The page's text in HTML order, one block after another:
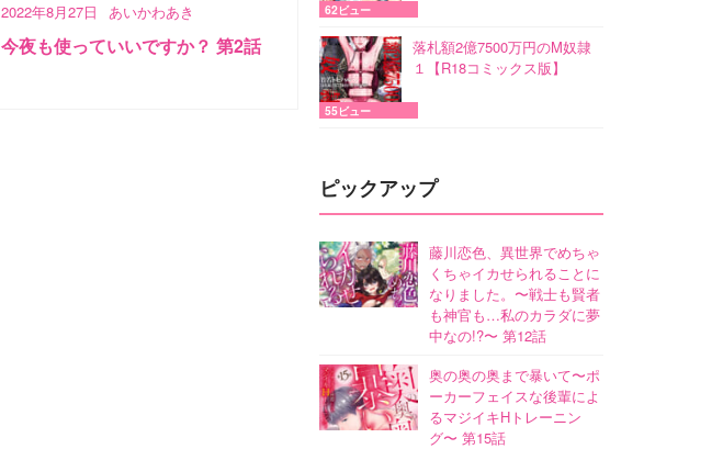
2022年8月27日 あいかわあき
今夜も使っていいですか？ 第2話
62ビュー
落札額2億7500万円のM奴隷
１【R18コミックス版】
55ビュー
ピックアップ
藤川恋色、異世界でめちゃ
くちゃイカせられることに
なりました。〜戦士も賢者
も神官も…私のカラダに夢
中なの!?〜 第12話
奥の奥の奥まで暴いて〜ポ
ーカーフェイスな後輩によ
るマジイキHトレーニン
グ〜 第15話